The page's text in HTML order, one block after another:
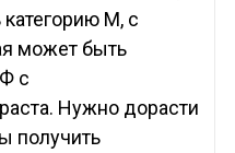
М, с
может быть
с
Нужно дорасти
получить